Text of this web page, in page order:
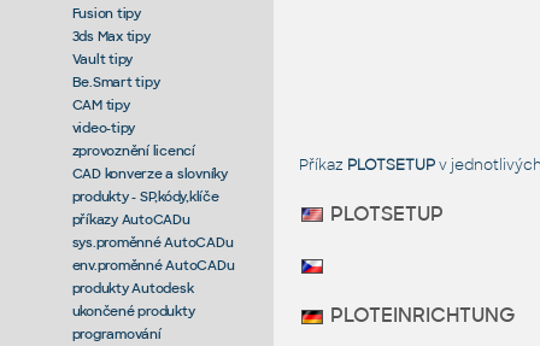
Fusion tipy
3ds Max tipy
Vault tipy
Be.Smart tipy
CAM tipy
video-tipy
zprovoznění licencí
CAD konverze a slovníky
produkty - SP,kódy,klíče
příkazy AutoCADu
sys.proměnné AutoCADu
env.proměnné AutoCADu
produkty Autodesk
ukončené produkty
programování
Příkaz PLOTSETUPv
PLOTSETUP
PLOTEINRICHTUNG